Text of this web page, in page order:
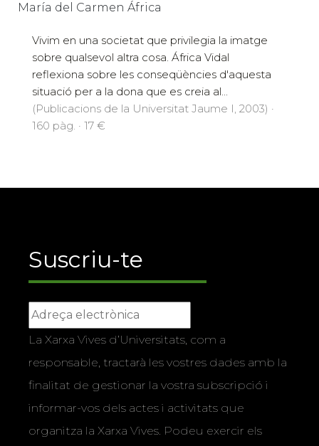
María del Carmen África
Vivim en una societat que privilegia la imatge
sobre qualsevol altra cosa. África Vidal
reflexiona sobre les conseqüències d'aquesta
situació per a la dona que es creia al...
(Publicacions de la Universitat Jaume I, 2003) ·
160 pàg. · 17 €
Suscriu-te
La Xarxa Vives d’Universitats, com a
responsable, tractarà les vostres dades amb la
finalitat de gestionar la vostra subscripció i
informar-vos dels actes i activitats que
organitza la Xarxa Vives. Podeu exercir els